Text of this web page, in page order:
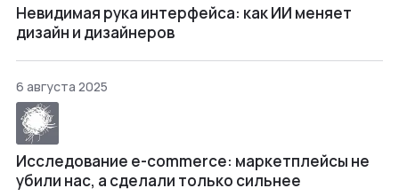
Невидимая рука интерфейса: как ИИ меняет
дизайн и дизайнеров
6 августа 2025
Исследование e-commerce: маркетплейсы не
убили нас, а сделали только сильнее